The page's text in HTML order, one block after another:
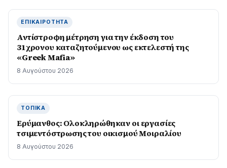
ΕΠΙΚΑΙΡΌΤΗΤΑ
Αντίστροφη μέτρηση για την έκδοση του
31χρονου καταζητούμενου ως εκτελεστή της
«Greek Mafia»
8 Αυγούστου 2026
ΤΟΠΙΚΆ
Ερύμανθος: Ολοκληρώθηκαν οι εργασίες
τσιμεντόστρωσης του οικισμού Μοιραλίου
8 Αυγούστου 2026